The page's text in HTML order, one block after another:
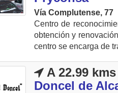
Vía Complutense, 77
Centro de
obtención y
centro se encarga de
A 22.99 kms
Doncel de